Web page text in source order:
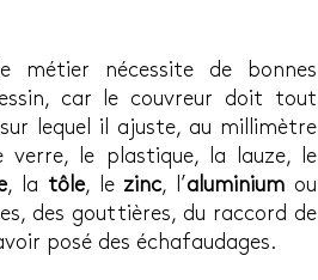
nécessite de bonnes
car le couvreur doit tout
lequel il ajuste, au millimètre
verre, le plastique, la lauze, le
, la tôle, le zinc, l’aluminium ou
des gouttières, du raccord de
posé des échafaudages.